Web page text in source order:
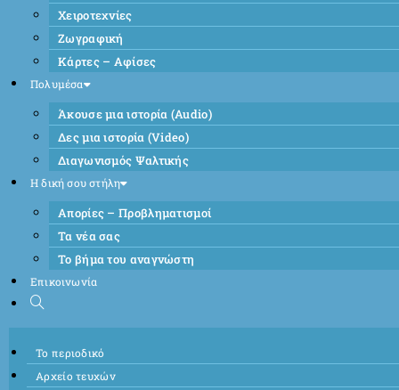
Χειροτεχνίες
Ζωγραφική
Κάρτες – Αφίσες
Πολυμέσα
Άκουσε μια ιστορία (Audio)
Δες μια ιστορία (Video)
Διαγωνισμός Ψαλτικής
Η δική σου στήλη
Απορίες – Προβληματισμοί
Τα νέα σας
Το βήμα του αναγνώστη
Επικοινωνία
Το περιοδικό
Αρχείο τευχών